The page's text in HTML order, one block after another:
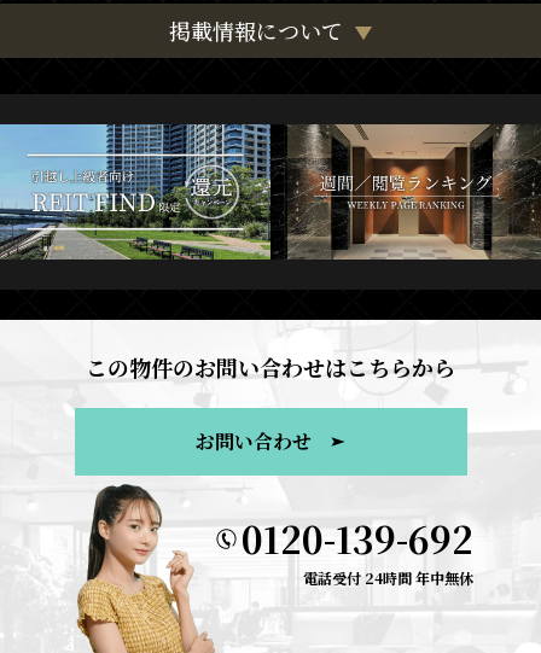
掲載情報について
この物件のお問い合わせはこちらから
お問い合わせ
0120-139-692
電話受付 24時間 年中無休